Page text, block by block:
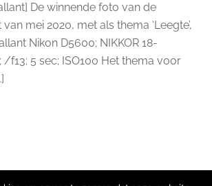
De winnende foto van de
mei 2020, met als thema ‘Leegte’,
Nikon D5600; NIKKOR 18-
/f13; 5 sec; ISO100 Het thema voor